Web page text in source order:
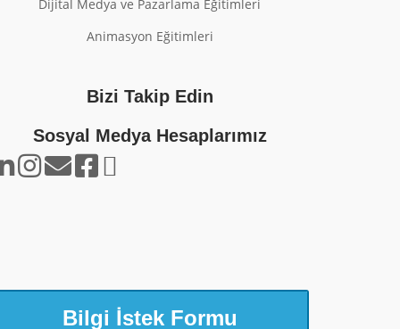
Dijital Medya ve Pazarlama Eğitimleri
Animasyon Eğitimleri
Bizi Takip Edin
Sosyal Medya Hesaplarımız
Bilgi İstek Formu